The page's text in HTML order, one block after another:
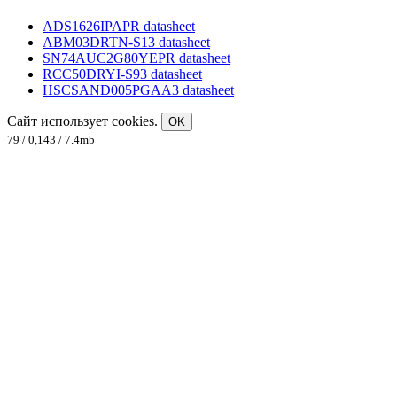
ADS1626IPAPR datasheet
ABM03DRTN-S13 datasheet
SN74AUC2G80YEPR datasheet
RCC50DRYI-S93 datasheet
HSCSAND005PGAA3 datasheet
Сайт использует cookies.
OK
79 / 0,143 / 7.4mb